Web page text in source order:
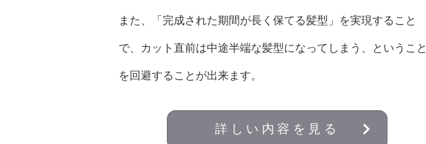
また、「完成された期間が長く保てる髪型」を実現すること
で、カット直前は中途半端な髪型になってしまう、ということ
を回避することが出来ます。
詳しい内容を見る